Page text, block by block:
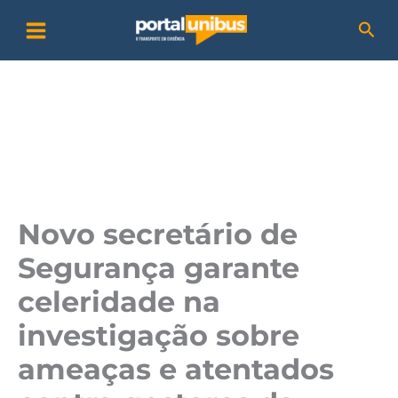
para
o
Novo secretário de
Segurança garante
celeridade na
investigação sobre
ameaças e atentados
a
r